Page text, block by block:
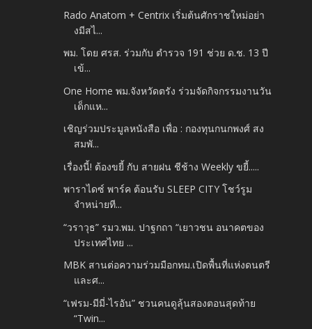
Rado Anatom + Centrix เริ่มต้นศักราชใหม่อย่า
งมีสไ...
พม. โดย ศรส. ร่วมกับ ตำรวจ 191 ช่วย ด.ช. 13 ปี
เข้...
One Home พม.จังหวัดตรัง ร่วมจัดกิจกรรมงานวัน
เด็กแห...
เชิญร่วมประมูลหนังสือ เพื่อ : กองทุนกนกพงศ์ สง
สมพั...
เรื่องนี้! ต้องขยี้ กับ สายฝน ชีช้าง Weekly ขยี้.....
พาราไดซ์ พาร์ค ต้อนรับ SLEEP CITY โชว์รูม
จำหน่ายที...
“วราวุธ” รมว.พม. ปาฐกถา “เยาวชน อนาคตของ
ประเทศไทย ...
MBK สานต่อความร่วมมือกทม.เปิดพื้นที่แห่งดนตรี
และศ...
“เฟรม-มีมี่-ไรอัน” ชวนคนดูลุ้นสองตอนสุดท้าย
“Twin...